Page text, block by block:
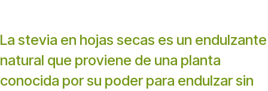
La stevia en hojas secas es un endulzante
natural que proviene de una planta
conocida por su poder para endulzar sin